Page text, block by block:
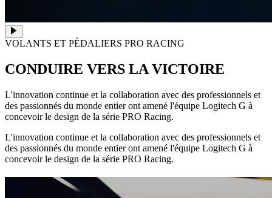
VOLANTS ET PÉDALIERS PRO RACING
CONDUIRE VERS LA VICTOIRE
L'innovation continue et la collaboration avec des professionnels et
des passionnés du monde entier ont amené l'équipe Logitech G à
concevoir le design de la série PRO Racing.
L'innovation continue et la collaboration avec des professionnels et
des passionnés du monde entier ont amené l'équipe Logitech G à
concevoir le design de la série PRO Racing.